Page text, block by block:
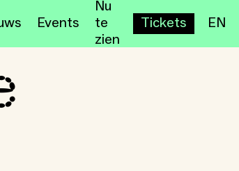
Events
Nu
te
zien
Tickets EN